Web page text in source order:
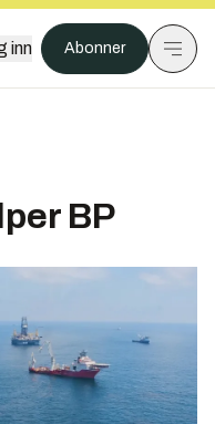
inn Abonner
BP